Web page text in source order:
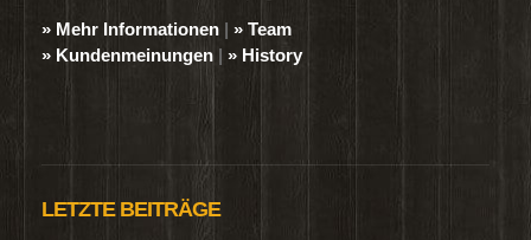
» Mehr Informationen | » Team
» Kundenmeinungen | » History
LETZTE BEITRÄGE